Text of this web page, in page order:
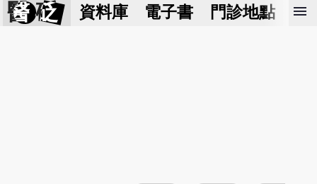
醫 砭 資料庫 電子書 門診地點 預
menu